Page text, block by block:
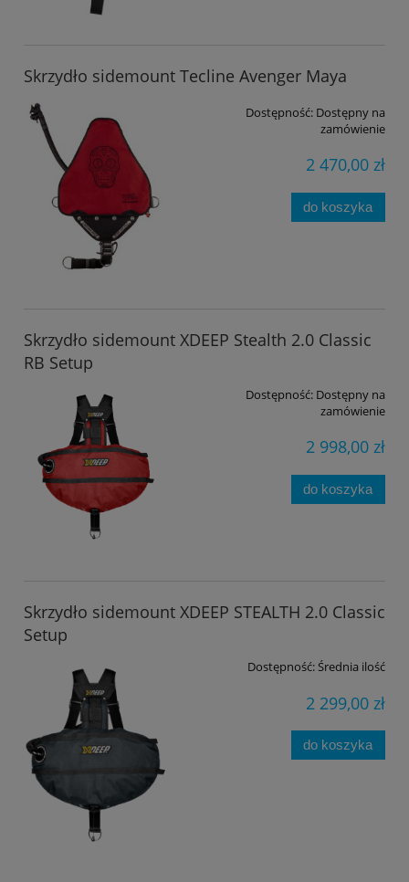
Skrzydło sidemount Tecline Avenger Maya
Dostępność: Dostępny na
zamówienie
2 470,00 zł
do koszyka
Skrzydło sidemount XDEEP Stealth 2.0 Classic
RB Setup
Dostępność: Dostępny na
zamówienie
2 998,00 zł
do koszyka
Skrzydło sidemount XDEEP STEALTH 2.0 Classic
Setup
Dostępność:Średnia ilość
2 299,00 zł
do koszyka